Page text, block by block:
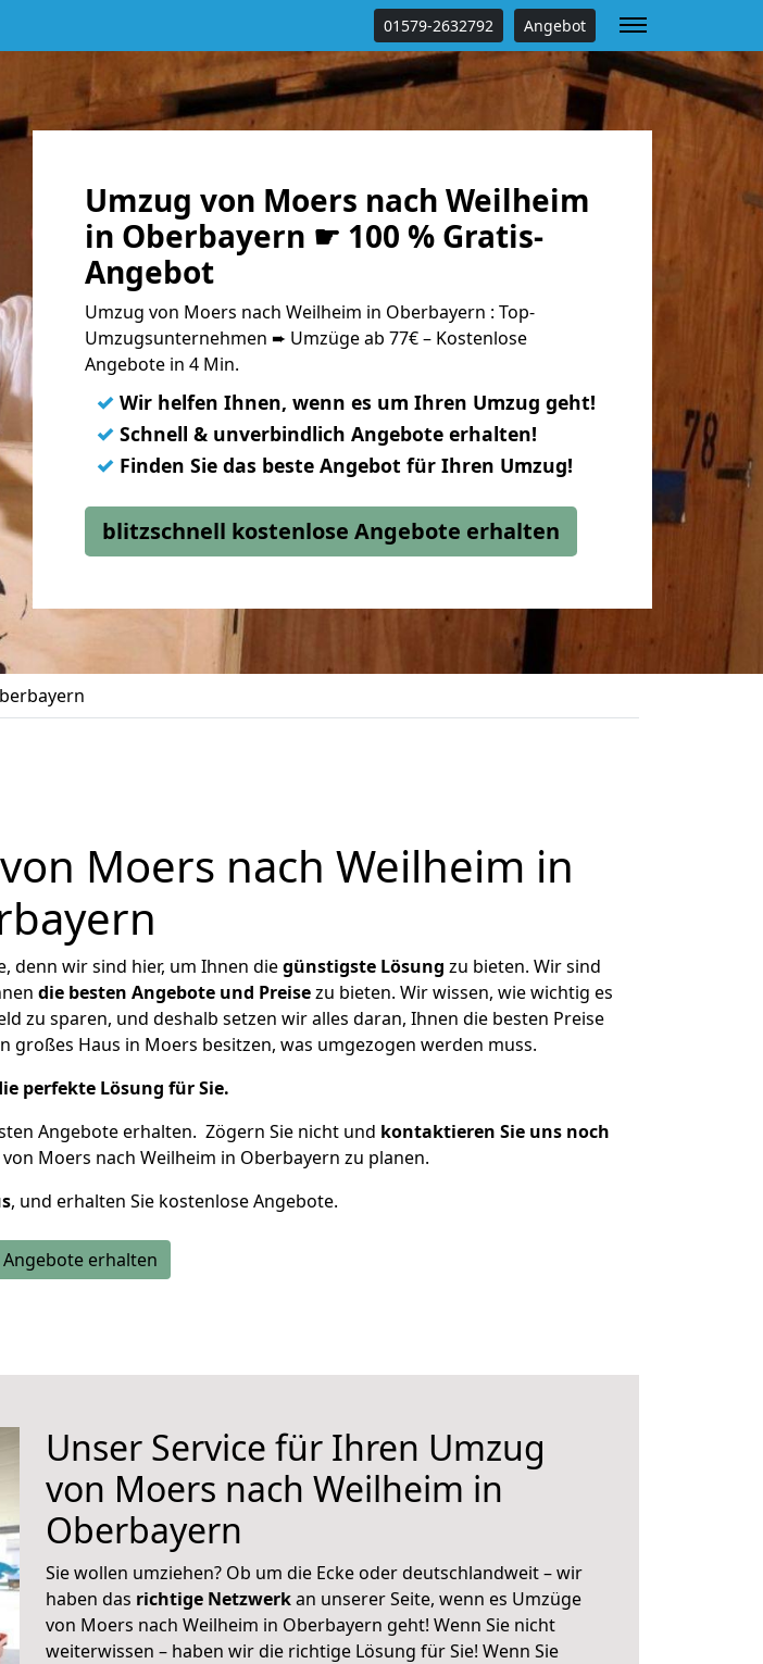
01579-2632792 Angebot
Umzug von Moers nach Weilheim
in Oberbayern ☛ 100 % Gratis-
Angebot
Umzug von Moers nach Weilheim in Oberbayern : Top-
Umzugsunternehmen ➨ Umzüge ab 77€ – Kostenlose
Angebote in 4 Min.
✓ Wir helfen Ihnen, wenn es um Ihren Umzug geht!
✓ Schnell & unverbindlich Angebote erhalten!
✓ Finden Sie das beste Angebot für Ihren Umzug!
blitzschnell kostenlose Angebote erhalten
Moers nach Weilheim in
denn wir sind hier, um Ihnen diegünstigste Lösung zu bieten. Wir sind
die besten Angebote und Preisezu bieten. Wir wissen, wie wichtig es
zu sparen, und deshalb setzen wir alles daran, Ihnen die besten Preise
großes Haus in Moers besitzen, was umgezogen werden muss.
perfekte Lösung für Sie.
Angebote erhalten. Zögern Sie nicht und kontaktieren Sie uns noch
Moers nach Weilheim in Oberbayern zu planen.
, und erhalten Sie kostenlose Angebote.
erhalten
Unser Service für Ihren Umzug
von Moers nach Weilheim in
Oberbayern
Sie wollen umziehen? Ob um die Ecke oder deutschlandweit – wir
haben das richtige Netzwerkan unserer Seite, wenn es Umzüge
von Moers nach Weilheim in Oberbayern geht! Wenn Sie nicht
weiterwissen – haben wir die richtige Lösung für Sie! Wenn Sie